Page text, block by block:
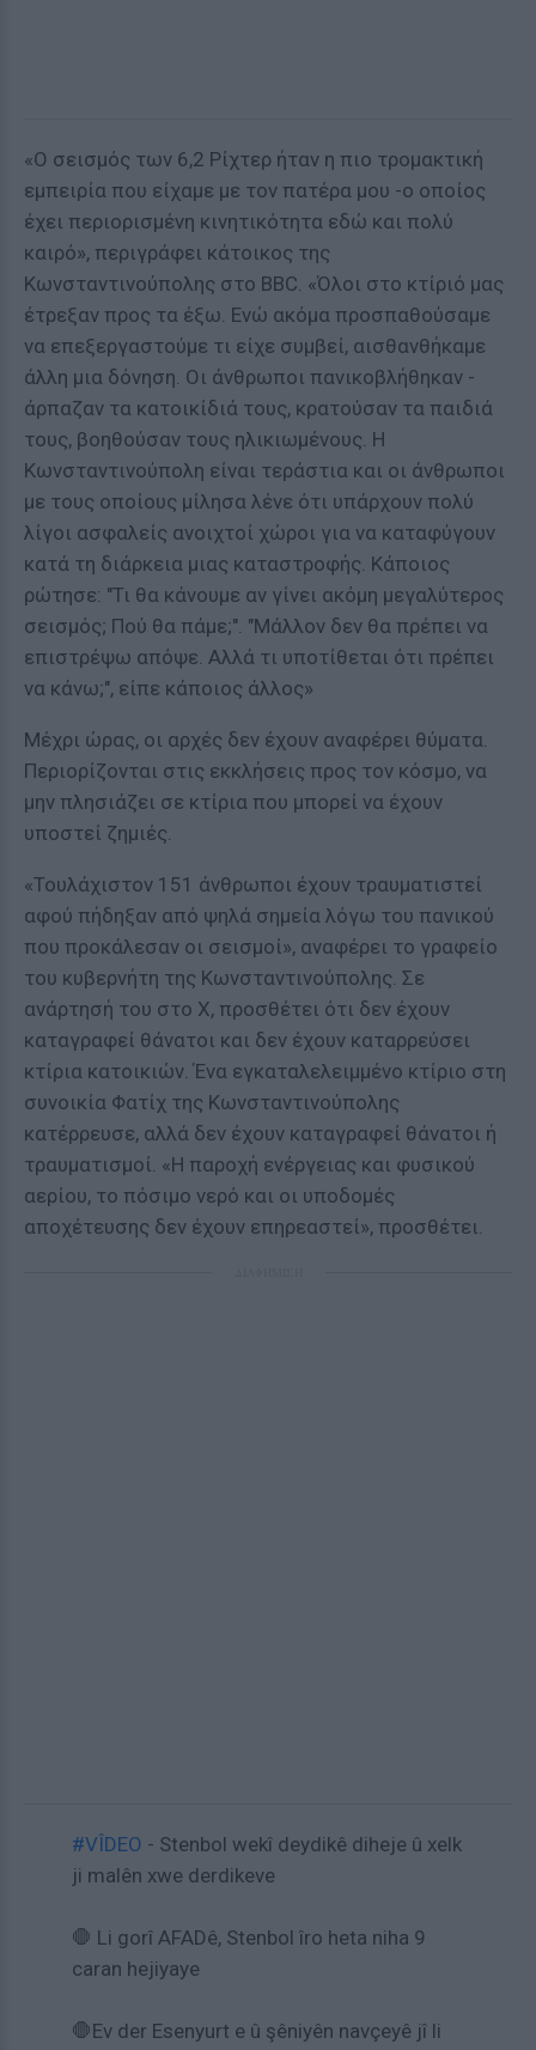
«Ο σεισμός των 6,2 Ρίχτερ ήταν η πιο τρομακτική
εμπειρία που είχαμε με τον πατέρα μου -ο οποίος
έχει περιορισμένη κινητικότητα εδώ και πολύ
καιρό», περιγράφει κάτοικος της
Κωνσταντινούπολης στο BBC. «Όλοι στο κτίριό μας
έτρεξαν προς τα έξω. Ενώ ακόμα προσπαθούσαμε
να επεξεργαστούμε τι είχε συμβεί, αισθανθήκαμε
άλλη μια δόνηση. Οι άνθρωποι πανικοβλήθηκαν -
άρπαζαν τα κατοικίδιά τους, κρατούσαν τα παιδιά
τους, βοηθούσαν τους ηλικιωμένους. Η
Κωνσταντινούπολη είναι τεράστια και οι άνθρωποι
με τους οποίους μίλησα λένε ότι υπάρχουν πολύ
λίγοι ασφαλείς ανοιχτοί χώροι για να καταφύγουν
κατά τη διάρκεια μιας καταστροφής. Κάποιος
ρώτησε: "Τι θα κάνουμε αν γίνει ακόμη μεγαλύτερος
σεισμός; Πού θα πάμε;". "Μάλλον δεν θα πρέπει να
επιστρέψω απόψε. Αλλά τι υποτίθεται ότι πρέπει
να κάνω;", είπε κάποιος άλλος»
Μέχρι ώρας, οι αρχές δεν έχουν αναφέρει θύματα.
Περιορίζονται στις εκκλήσεις προς τον κόσμο, να
μην πλησιάζει σε κτίρια που μπορεί να έχουν
υποστεί ζημιές.
«Τουλάχιστον 151 άνθρωποι έχουν τραυματιστεί
αφού πήδηξαν από ψηλά σημεία λόγω του πανικού
που προκάλεσαν οι σεισμοί», αναφέρει το γραφείο
του κυβερνήτη της Κωνσταντινούπολης. Σε
ανάρτησή του στο Χ, προσθέτει ότι δεν έχουν
καταγραφεί θάνατοι και δεν έχουν καταρρεύσει
κτίρια κατοικιών. Ένα εγκαταλελειμμένο κτίριο στη
συνοικία Φατίχ της Κωνσταντινούπολης
κατέρρευσε, αλλά δεν έχουν καταγραφεί θάνατοι ή
τραυματισμοί. «Η παροχή ενέργειας και φυσικού
αερίου, το πόσιμο νερό και οι υποδομές
αποχέτευσης δεν έχουν επηρεαστεί», προσθέτει.
#VÎDEO - Stenbol wekî deydikê diheje û xelk
ji malên xwe derdikeve
🛑 Li gorî AFADê, Stenbol îro heta niha 9
caran hejiyaye
🛑Ev der Esenyurt e û şêniyên navçeyê jî li